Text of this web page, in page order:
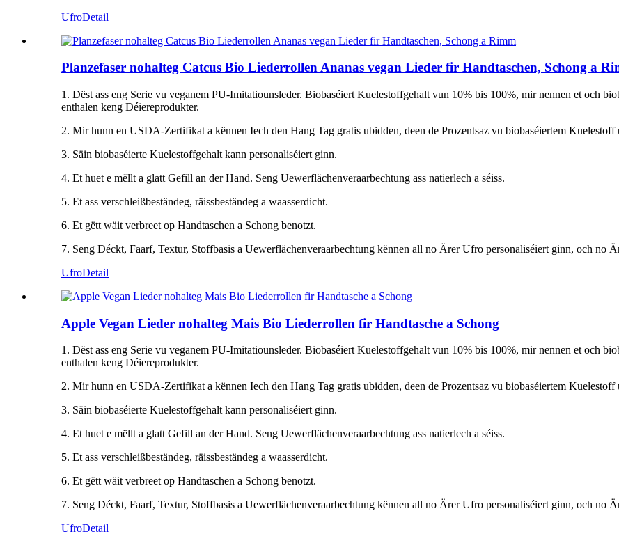
UfroDetail
Planzefaser nohalteg Catcus Bio Liederrollen Ananas vegan Lieder fir Handtaschen, Schong a
1. Dëst ass eng Serie vu veganem PU-Imitatiounsleder. Biobaséiert Kuelestoffgehalt vun 10% bis 100%, mir nennen et och
enthalen keng Déiereprodukter.
2. Mir hunn en USDA-Zertifikat a kënnen Iech den Hang Tag gratis ubidden, deen de Prozentsaz vu biobaséiertem Kuelestoff
3. Säin biobaséierte Kuelestoffgehalt kann personaliséiert ginn.
4. Et huet e mëllt a glatt Gefill an der Hand. Seng Uewerflächenveraarbechtung ass natierlech a séiss.
5. Et ass verschleißbeständeg, räissbeständeg a waasserdicht.
6. Et gëtt wäit verbreet op Handtaschen a Schong benotzt.
7. Seng Déckt, Faarf, Textur, Stoffbasis a Uewerflächenveraarbechtung kënnen all no Ärer Ufro personaliséiert ginn, och no
UfroDetail
Apple Vegan Lieder nohalteg Mais Bio Liederrollen fir Handtasche a Schong
1. Dëst ass eng Serie vu veganem PU-Imitatiounsleder. Biobaséiert Kuelestoffgehalt vun 10% bis 100%, mir nennen et och
enthalen keng Déiereprodukter.
2. Mir hunn en USDA-Zertifikat a kënnen Iech den Hang Tag gratis ubidden, deen de Prozentsaz vu biobaséiertem Kuelestoff
3. Säin biobaséierte Kuelestoffgehalt kann personaliséiert ginn.
4. Et huet e mëllt a glatt Gefill an der Hand. Seng Uewerflächenveraarbechtung ass natierlech a séiss.
5. Et ass verschleißbeständeg, räissbeständeg a waasserdicht.
6. Et gëtt wäit verbreet op Handtaschen a Schong benotzt.
7. Seng Déckt, Faarf, Textur, Stoffbasis a Uewerflächenveraarbechtung kënnen all no Ärer Ufro personaliséiert ginn, och no
UfroDetail